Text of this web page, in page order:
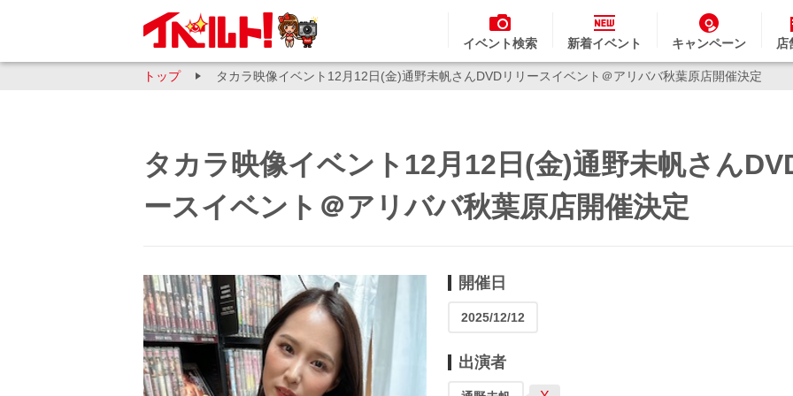
イベント検索 新着イベント キャンペーン 店
トップ タカラ映像イベント12月12日(金)通野未帆さんDVDリリースイベント＠アリババ秋葉原店開催決定
タカラ映像イベント12月12日(金)通野未帆さん
ースイベント＠アリババ秋葉原店開催決定
開催日
2025/12/12
出演者